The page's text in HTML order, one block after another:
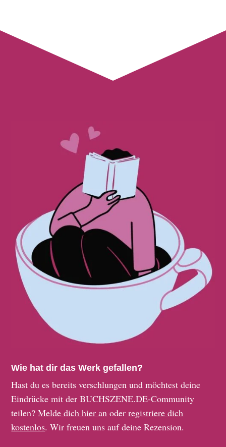
Wie hat dir das Werk gefallen?
Hast du es bereits verschlungen und möchtest deine
Eindrücke mit der BUCHSZENE.DE-Community
teilen?Melde dich hier an oderregistriere dich
kostenlos. Wir freuen uns auf deine Rezension.